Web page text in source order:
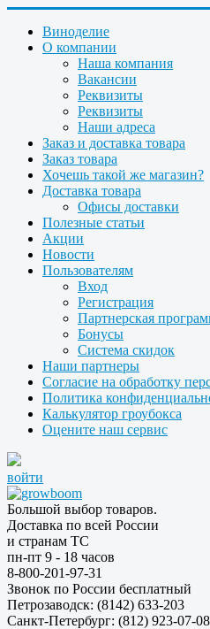
Виноделие
О компании
Наша компания
Вакансии
Реквизиты
Реквизиты
Наши адреса
Заказ и доставка товара
Заказ товара
Хочешь такой же магазин?
Доставка товара
Офисы доставки
Полезные статьи
Акции
Новости
Пользователям
Вход
Регистрация
Партнерская
Бонусы
Система скидок
Наши партнеры
Согласие на обработку
Политика
Калькулятор гроубокса
Оцените наш сервис
войти
Большой выбор товаров.
Доставка по всей России
и странам ТС
пн-пт 9 - 18 часов
8-800-201-97-31
Звонок по России бесплатный
Петрозаводск: (8142) 633-203
Санкт-Петербург: (812) 923-07-08